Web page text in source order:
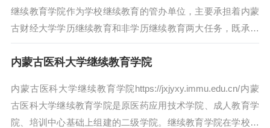
继续教育学院作为学校继续教育的管办单位，主要承担着内蒙
古财经大学学历继续教育和非学历继续教育两大任务，既承担
学...
内蒙古医科大学继续教育学院
内蒙古医科大学继续教育学院https://jxjyxy.immu.edu.cn/内蒙
古医科大学继续教育学院是原医药应用技术学院、成人教育学
院、培训中心基础上组建的二级学院。继续教育学院在学校党